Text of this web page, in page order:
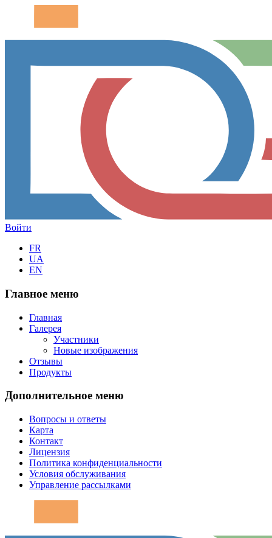
Войти
FR
UA
EN
Главное меню
Главная
Галерея
Участники
Новые изображения
Отзывы
Продукты
Дополнительное меню
Вопросы и ответы
Карта
Контакт
Лицензия
Политика конфиденциальности
Условия обслуживания
Управление рассылками